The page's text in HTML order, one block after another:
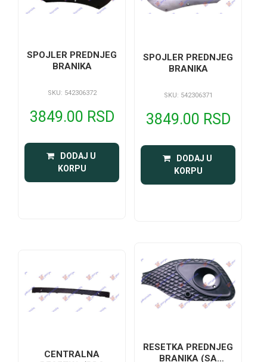
SPOJLER PREDNJEG
BRANIKA
SKU: 542306372
3849.00 RSD
DODAJ U
KORPU
SPOJLER PREDNJEG
BRANIKA
SKU: 542306371
3849.00 RSD
DODAJ U
KORPU
CENTRALNA
RESETKA PREDNJEG
BRANIKA (SA